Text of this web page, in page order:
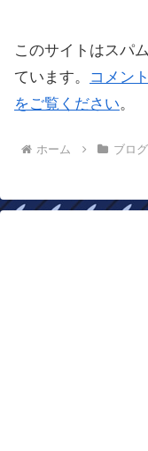
このサイトはスパ
ています。
コメン
をご覧ください。
ホーム ブログ